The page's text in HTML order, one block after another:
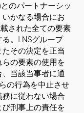
のパートナーシッ
かなる場合にお
された全ての要素
。LNSグループ
その決定を正当
の要素の使用を
当該当事者に通
の行為を中止させ
に従わない場合
刑事上の責任を